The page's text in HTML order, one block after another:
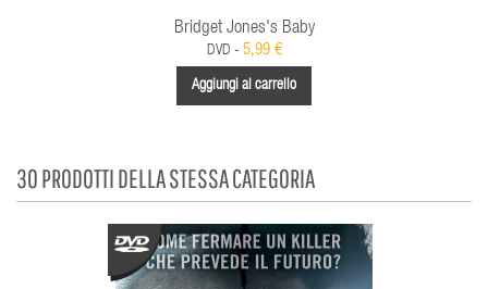
Bridget Jones's Baby
DVD - 5,99 €
Aggiungi al carrello
30 PRODOTTI DELLA STESSA CATEGORIA